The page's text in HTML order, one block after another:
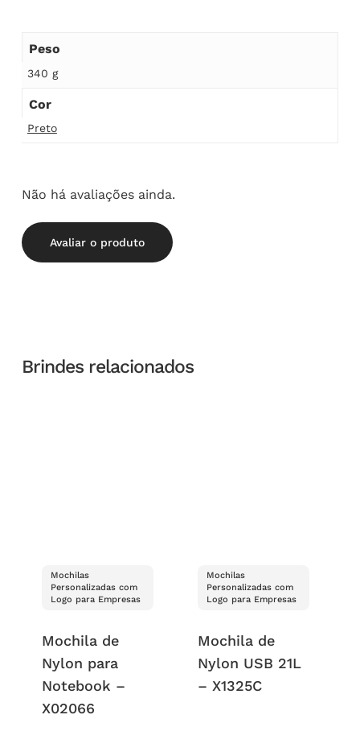
Peso
340 g
Cor
Preto
Não há avaliações ainda.
Avaliar o produto
Brindes relacionados
Mochilas
Personalizadas com
Logo para Empresas
Mochila de
Nylon para
Notebook –
X02066
Mochilas
Personalizadas com
Logo para Empresas
Mochila de
Nylon USB 21L
– X1325C